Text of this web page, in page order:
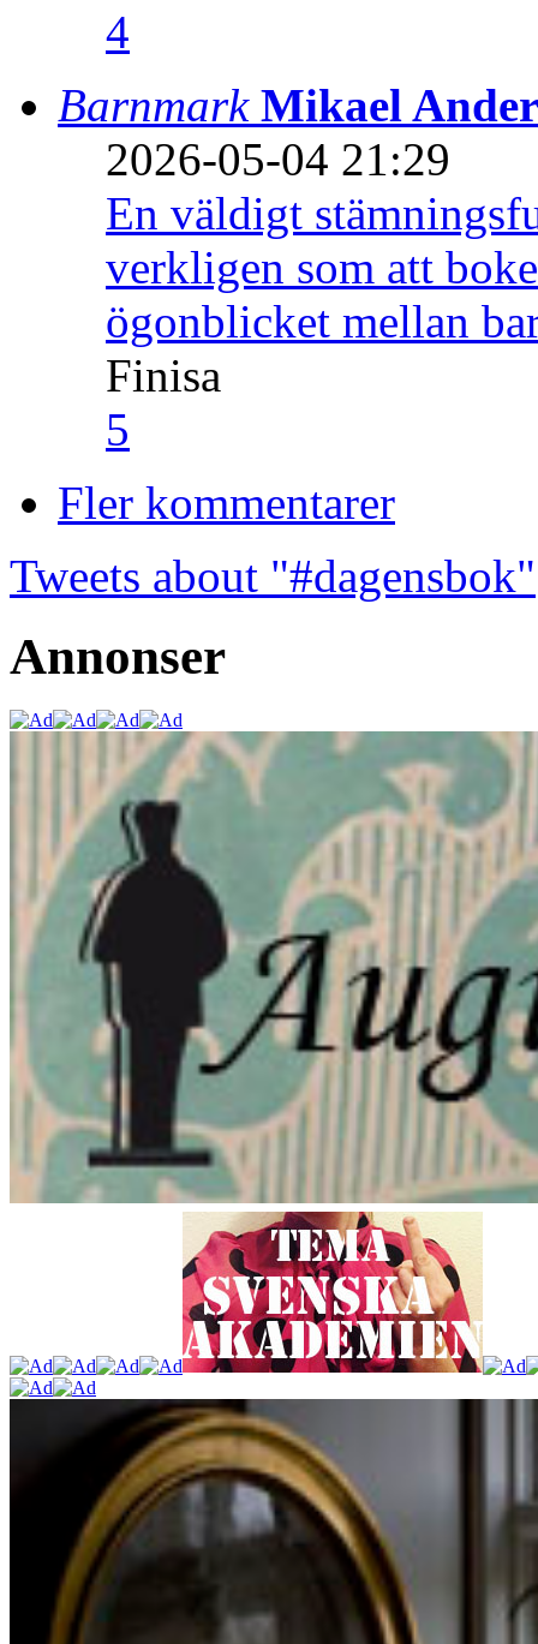
4
Barnmark Mikael
2026-05-04 21:29
En väldigt
verkligen som att
ögonblicket mellan
Finisa
5
Fler kommentarer
Tweets about "#dagensbok"
Annonser